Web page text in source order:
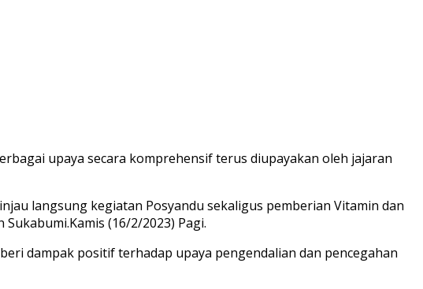
upaya secara komprehensif terus diupayakan oleh jajaran
langsung kegiatan Posyandu sekaligus pemberian Vitamin dan
(16/2/2023) Pagi.
dampak positif terhadap upaya pengendalian dan pencegahan